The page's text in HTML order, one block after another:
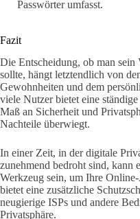
Passwörter umfasst.
Fazit
Die Entscheidung, ob man
sollte, hängt letztendlich von
Gewohnheiten und dem
viele Nutzer bietet eine
Maß an Sicherheit und
Nachteile überwiegt.
In einer Zeit, in der digitale
zunehmend bedroht sind, kann
Werkzeug sein, um Ihre
bietet eine zusätzliche
neugierige ISPs und andere
Privatsphäre.